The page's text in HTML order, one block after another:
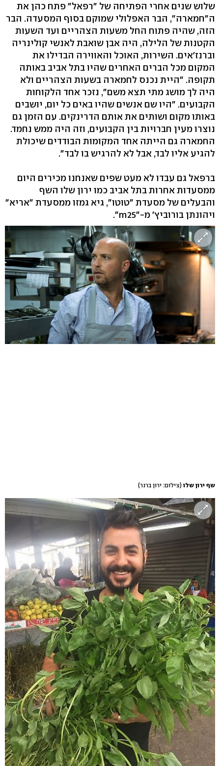
שלוש שנים אחרי הפתיחה של "רפאל" פתח כהן את
ה"חמארה", הבר האפלולי שמוקם בסוף המסעדה. הבר
הזה, שהיה פתוח החל משעות הצהריים ועד השעות
הקטנות של הלילה, היה אבן שואבת לאנשי קולינריה
וברנז'אים. השירות, האוכל והאווירה הבדילו את
המקום מכל הברים האחרים שהיו בתל אביב באותה
תקופה. "היית נכנס לחמארה בשעות הצהריים ולא
היה לך מושג מתי תצא משם", נזכר אחד הלקוחות
הקבועים. "היו שם אנשים שהיו באים כל יום, יושבים
באותו מקום ושותים את אותם הדרינקים. עם הזמן גם
נוצרו מעין חברויות בין הקבועים, וזה היה ממש נחמד.
החמארה גם הייתה אחד המקומות הבודדים שיכולת
להגיע אליו לבד, אבל לא להרגיש בו לבד".
ברפאל גם עבדו לא מעט שפים שאנחנו מכירים היום
ממסעדות אחרות בתל אביב כמו ירון שלו השף
והבעלים של מסעדת ״טוטו״, גיא גמזו ממסעדת ״אריא״
ויהונתן בורוביץ׳ מ-״m25״.
שף ירון שלו (צילום: ירון ברנר)